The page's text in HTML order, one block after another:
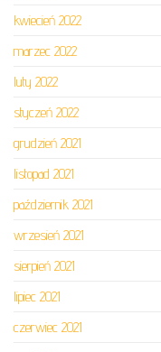
kwiecień 2022
marzec 2022
luty 2022
styczeń 2022
grudzień 2021
listopad 2021
październik 2021
wrzesień 2021
sierpień 2021
lipiec 2021
czerwiec 2021